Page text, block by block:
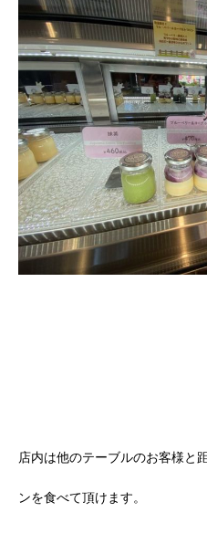
店内は他のテーブルのお客様と
ンを食べて頂けます。